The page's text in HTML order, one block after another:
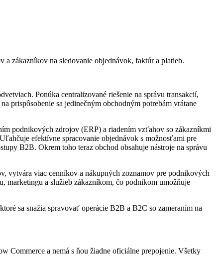
zákazníkov na sledovanie objednávok, faktúr a platieb.
Ponúka centralizované riešenie na správu transakcií,
prispôsobenie sa jedinečným obchodným potrebám vrátane
podnikových zdrojov (ERP) a riadením vzťahov so zákazníkmi
efektívne spracovanie objednávok s možnosťami pre
B2B. Okrem toho teraz obchod obsahuje nástroje na správu
vytvára viac cenníkov a nákupných zoznamov pre podnikových
a služieb zákazníkom, čo podnikom umožňuje
sa snažia spravovať operácie B2B a B2C so zameraním na
Commerce a nemá s ňou žiadne oficiálne prepojenie. Všetky